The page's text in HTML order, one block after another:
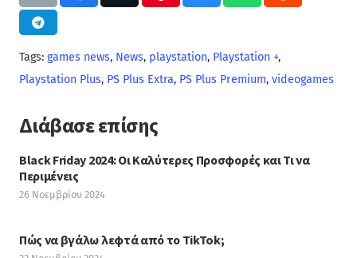
Tags: games news, News, playstation, Playstation +,
Playstation Plus, PS Plus Extra, PS Plus Premium, videogames
Διάβασε επίσης
Black Friday 2024: Οι Καλύτερες Προσφορές και Τι να
Περιμένεις
26 Νοεμβρίου 2024
Πώς να βγάλω λεφτά από το TikTok;